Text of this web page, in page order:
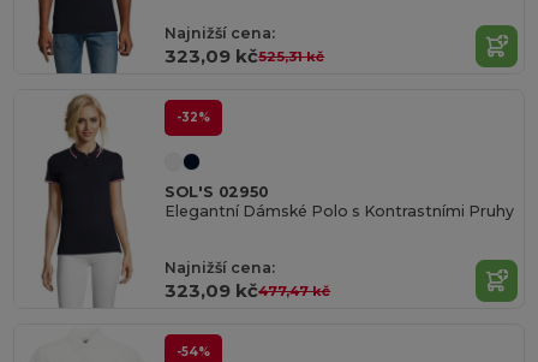
Najnižší cena:
323,09 kč525,31 kč
-32%
SOL'S 02950
Elegantní Dámské Polo s Kontrastními Pruhy
Najnižší cena:
323,09 kč477,47 kč
-54%